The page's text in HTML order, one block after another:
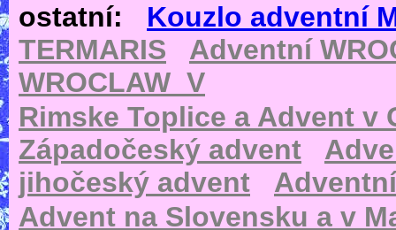
ostatní:
Kouzlo adventní
TERMARIS
Adventní
WROCLAW_V
Rimske Toplice a Advent v
Západočeský advent
jihočeský advent
Advent na Slovensku a v